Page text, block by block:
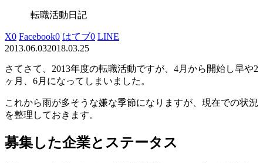
転職活動日記
X0 Facebook0 はてブ0 LINE
2013.06.032018.03.25
さてさて、2013年度の転職活動ですが、4月から開始し早や2
ヶ月、6月になってしまいました。
これから雨が多そうな嫌な季節になりますが、現在での状況
を整理しておきます。
募集した企業とステータス